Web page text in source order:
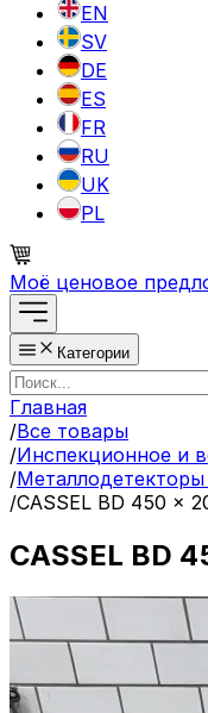
EN
SV
DE
ES
FR
RU
UK
PL
Моё ценовое
Категории
Главная
/Все товары
/Инспекционное и
/
/CASSEL BD 450 x
CASSEL BD